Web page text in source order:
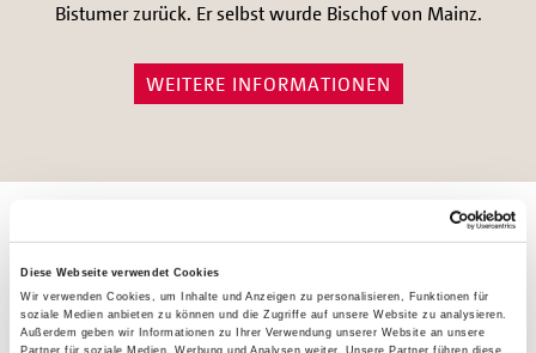
Diese Webseite verwendet Cookies
Wir verwenden Cookies, um Inhalte und Anzeigen zu personalisieren, Funktionen für
soziale Medien anbieten zu können und die Zugriffe auf unsere Website zu analysieren.
Außerdem geben wir Informationen zu Ihrer Verwendung unserer Website an unsere
Partner für soziale Medien, Werbung und Analysen weiter. Unsere Partner führen diese
Bistumer zurück. Er selbst wurde Bischof von Mainz.
WEITERE INFORMATIONEN